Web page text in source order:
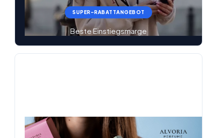
SUPER-RABATTANGEBOT
Beste Einstiegsmarge